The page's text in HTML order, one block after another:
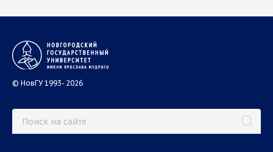
© НовГУ 1993- 2026